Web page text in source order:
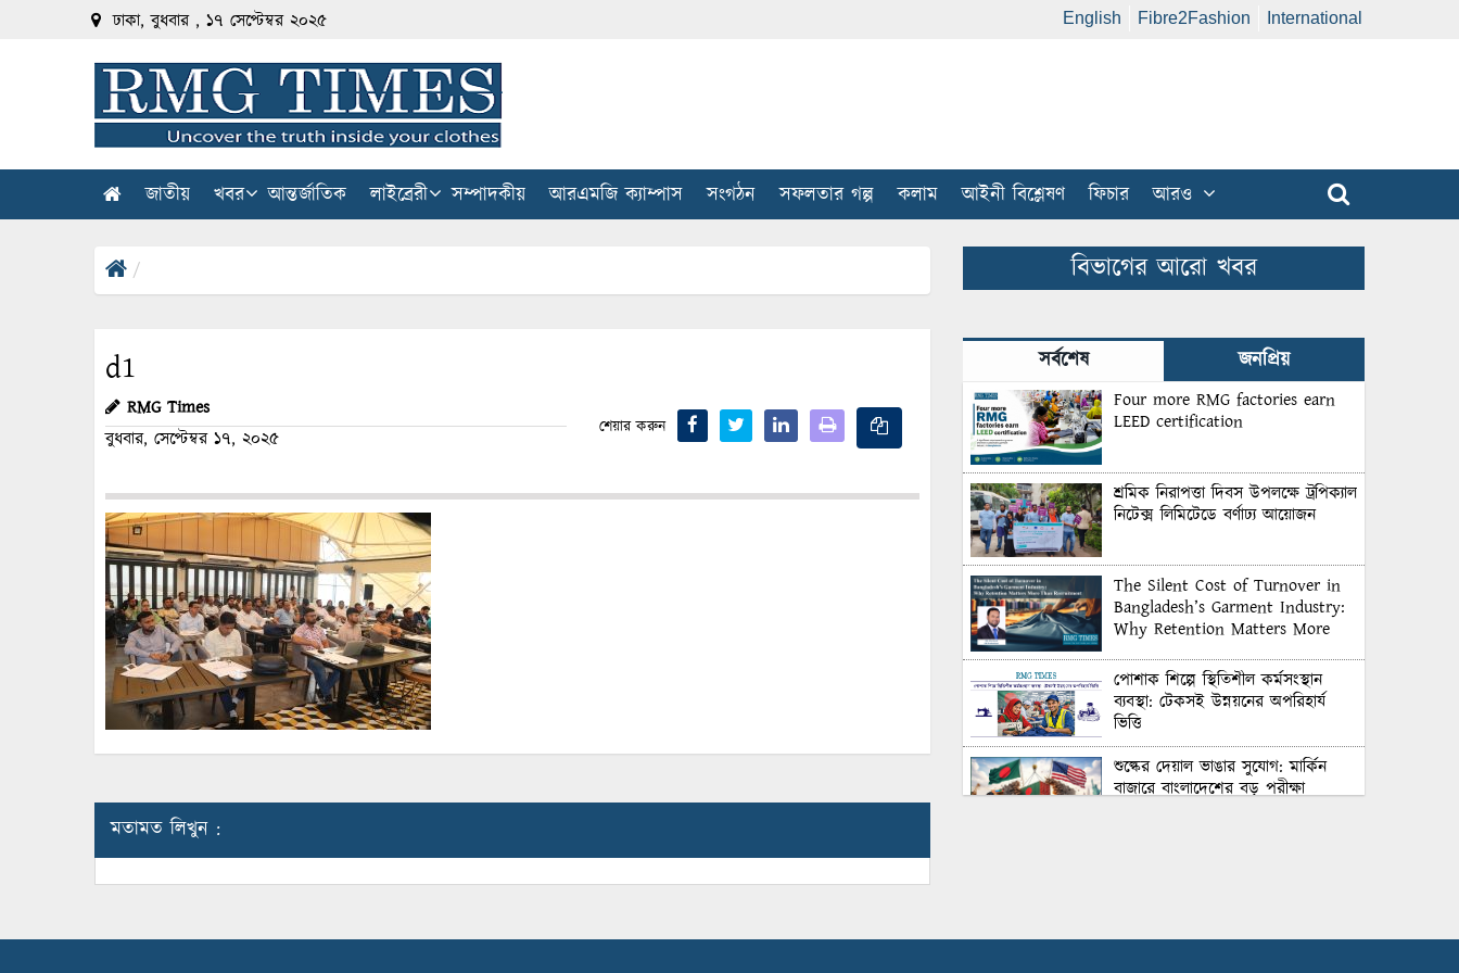
ঢাকা, বুধবার , ১৭ সেপ্টেম্বর ২০২৫ English Fibre2Fashion International
জাতীয় খবর আন্তর্জাতিক লাইব্রেরী সম্পাদকীয় আরএমজি ক্যাম্পাস সংগঠন সফলতার গল্প কলাম আইনী বিশ্লেষণ ফিচার আরও
d1
RMG Times
বুধবার, সেপ্টেম্বর ১৭, ২০২৫
শেয়ার করুন
মতামত লিখুন :
বিভাগের আরো খবর
সর্বশেষ জনপ্রিয়
Four more RMG factories earn
LEED certification
শ্রমিক নিরাপত্তা দিবস উপলক্ষে ট্রপিক্যাল
নিটেক্স লিমিটেডে বর্ণাঢ্য আয়োজন
The Silent Cost of Turnover in
Bangladesh’s Garment Industry:
Why Retention Matters More
পোশাক শিল্পে স্থিতিশীল কর্মসংস্থান
ব্যবস্থা: টেকসই উন্নয়নের অপরিহার্য
ভিত্তি
শুল্কের দেয়াল ভাঙার সুযোগ: মার্কিন
বাজারে বাংলাদেশের বড় পরীক্ষা